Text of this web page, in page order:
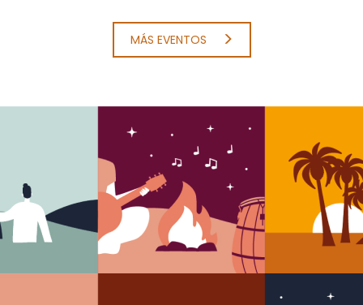
MÁS EVENTOS